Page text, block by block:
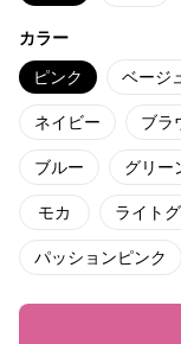
カラー
ピンク ベージ
ネイビー ブラ
ブルー グリー
モカ ライト
パッションピンク